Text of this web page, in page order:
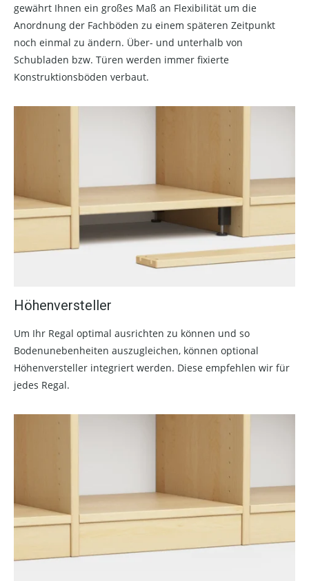
gewährt Ihnen ein großes Maß an Flexibilität um die
Anordnung der Fachböden zu einem späteren Zeitpunkt
noch einmal zu ändern. Über- und unterhalb von
Schubladen bzw. Türen werden immer fixierte
Konstruktionsböden verbaut.
Höhenversteller
Um Ihr Regal optimal ausrichten zu können und so
Bodenunebenheiten auszugleichen, können optional
Höhenversteller integriert werden. Diese empfehlen wir für
jedes Regal.